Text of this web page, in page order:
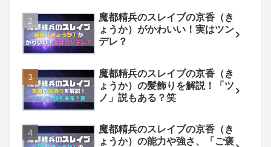
魔都精兵のスレイブの京香（き
ょうか）がかわいい！実はツン
デレ？
魔都精兵のスレイブの京香（き
ょうか）の髪飾りを解説！「ツ
ノ」説もある？笑
魔都精兵のスレイブの京香（き
ょうか）の能力や強さ、「ご褒